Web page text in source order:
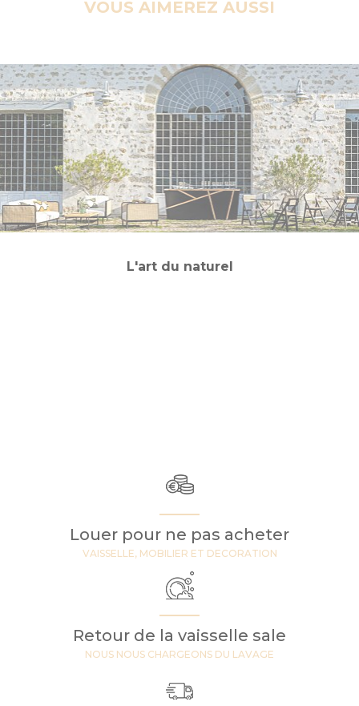
VOUS AIMEREZ AUSSI
L'art du naturel
Louer pour ne pas acheter
VAISSELLE, MOBILIER ET DECORATION
Retour de la vaisselle sale
NOUS NOUS CHARGEONS DU LAVAGE